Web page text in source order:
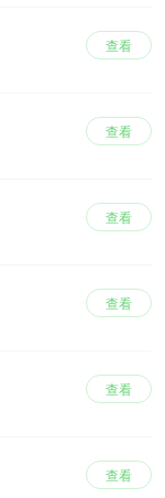
查看
查看
查看
查看
查看
查看